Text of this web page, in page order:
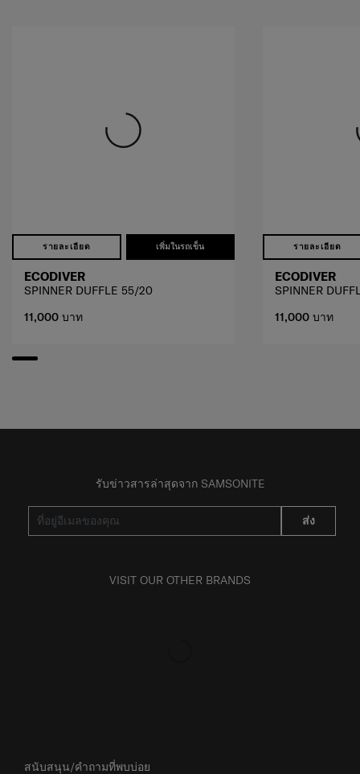
รายละเอียด เพิ่มในรถเข็น
ECODIVER
SPINNER DUFFLE 55/20
11,000 บาท
รายละเอียด
ECODIVER
SPINNER
11,000 บาท
รับข่าวสารล่าสุดจาก SAMSONITE
ส่ง
VISIT OUR OTHER BRANDS
สนับสนุน/คำถามที่พบบ่อย